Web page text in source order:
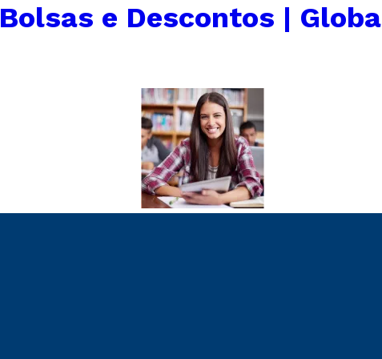
Bolsas e Descontos |